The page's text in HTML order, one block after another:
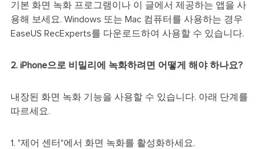
기본 화면 녹화 프로그램이나 이 글에서 제공하는 앱을 사
용해 보세요. Windows 또는 Mac 컴퓨터를 사용하는 경우
EaseUS RecExperts를 다운로드하여 사용할 수 있습니다.
2. iPhone으로 비밀리에 녹화하려면 어떻게 해야 하나요?
내장된 화면 녹화 기능을 사용할 수 있습니다. 아래 단계를
따르세요.
1. "제어 센터"에서 화면 녹화를 활성화하세요.